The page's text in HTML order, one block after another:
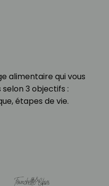
alimentaire qui vous
3 objectifs :
étapes de vie.